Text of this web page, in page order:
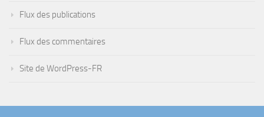
Flux des publications
Flux des commentaires
Site de WordPress-FR